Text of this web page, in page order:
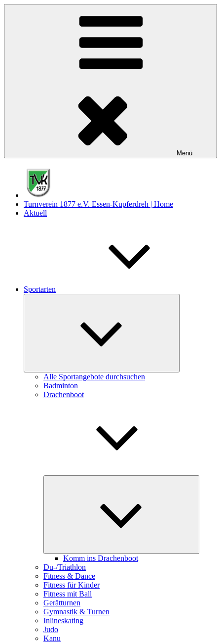
Zum
Menü
Turnverein 1877 e.V. Essen-Kupferdreh | Home
Aktuell
Sportarten
Alle Sportangebote durchsuchen
Badminton
Drachenboot
Komm ins Drachenboot
Du-/Triathlon
Fitness & Dance
Fitness für Kinder
Fitness mit Ball
Gerätturnen
Gymnastik & Turnen
Inlineskating
Judo
Kanu